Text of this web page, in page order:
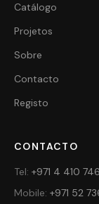
Catálogo
Projetos
Sobre
Contacto
Registo
CONTACTO
Tel: +971 4 410
Mobile: +971 52